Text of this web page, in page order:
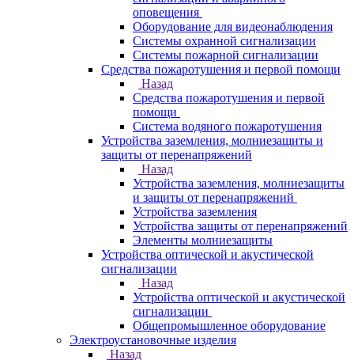
оповещения
Оборудование для видеонаблюдения
Системы охранной сигнализации
Системы пожарной сигнализации
Средства пожаротушения и первой помощи
Назад
Средства пожаротушения и первой
помощи
Система водяного пожаротушения
Устройства заземления, молниезащиты и
защиты от перенапряжений
Назад
Устройства заземления, молниезащиты
и защиты от перенапряжений
Устройства заземления
Устройства защиты от перенапряжений
Элементы молниезащиты
Устройства оптической и акустической
сигнализации
Назад
Устройства оптической и акустической
сигнализации
Общепромышленное оборудование
Электроустановочные изделия
Назад